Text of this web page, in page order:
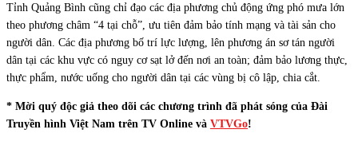
Tỉnh Quảng Bình cũng chỉ đạo các địa phương chủ động ứng phó mưa lớn
theo phương châm “4 tại chỗ”, ưu tiên đảm bảo tính mạng và tài sản cho
người dân. Các địa phương bố trí lực lượng, lên phương án sơ tán người
dân tại các khu vực có nguy cơ sạt lở đến nơi an toàn; đảm bảo lương thực,
thực phẩm, nước uống cho người dân tại các vùng bị cô lập, chia cắt.
* Mời quý độc giả theo dõi các chương trình đã phát sóng của Đài
Truyền hình Việt Nam trên TV Online và VTVGo!